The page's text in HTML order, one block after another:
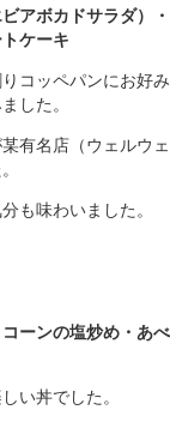
アボカドサラダ）・
ケーキ
コッペパンにお好み
した。
有名店（ウェルウェ
も味わいました。
ーンの塩炒め・あべ
い丼でした。